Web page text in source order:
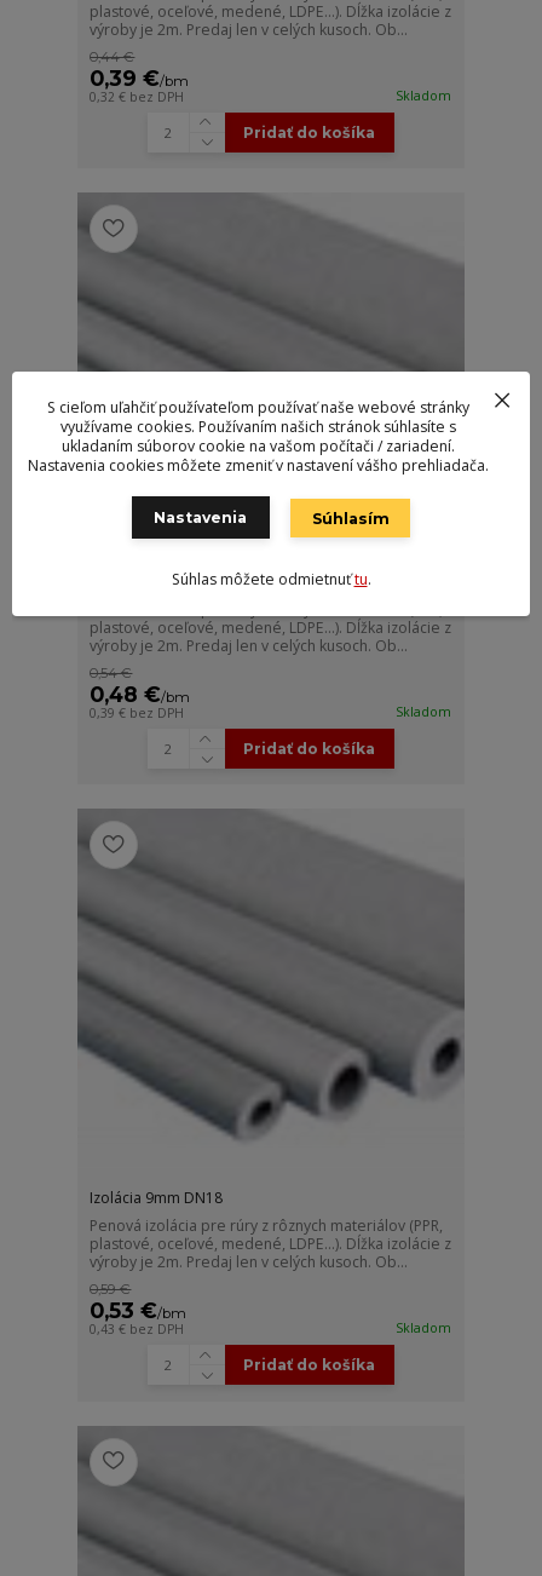
plastové, oceľové, medené, LDPE...). Dĺžka izolácie z
výroby je 2m. Predaj len v celých kusoch. Ob...
0,44 €
0,39 €/bm
0,32 € bez DPH Skladom
Pridať do košíka
Izolácia 9mm DN15
plastové, oceľové, medené, LDPE...). Dĺžka izolácie z
výroby je 2m. Predaj len v celých kusoch. Ob...
0,54 €
0,48 €/bm
0,39 € bez DPH Skladom
Pridať do košíka
Izolácia 9mm DN18
Penová izolácia pre rúry z rôznych materiálov (PPR,
plastové, oceľové, medené, LDPE...). Dĺžka izolácie z
výroby je 2m. Predaj len v celých kusoch. Ob...
0,59 €
0,53 €/bm
0,43 € bez DPH Skladom
Pridať do košíka
S cieľom uľahčiť používateľom používať naše webové stránky
využívame cookies. Používaním našich stránok súhlasíte s
ukladaním súborov cookie na vašom počítači / zariadení.
Nastavenia cookies môžete zmeniť v nastavení vášho prehliadača.
Nastavenia Súhlasím
Súhlas môžete odmietnuťtu.